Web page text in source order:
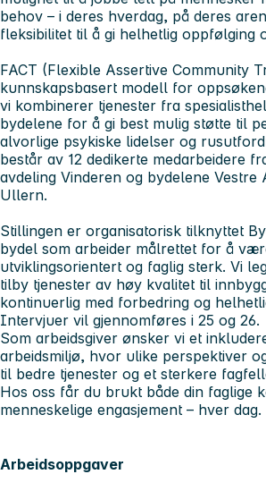
behov – i deres hverdag, på deres
fleksibilitet til å gi helhetlig oppfølging
FACT (Flexible Assertive Community
kunnskapsbasert modell for
vi kombinerer tjenester fra
bydelene for å gi best mulig støtte til
alvorlige psykiske lidelser og
består av 12 dedikerte medarbeidere
avdeling Vinderen og bydelene Vestre
Ullern.
Stillingen er organisatorisk tilknyttet
bydel som arbeider målrettet for å
utviklingsorientert og faglig sterk. Vi
tilby tjenester av høy kvalitet til
kontinuerlig med forbedring og
Intervjuer vil gjennomføres i 25 og 26.
Som arbeidsgiver ønsker vi et
arbeidsmiljø, hvor ulike perspektiver
til bedre tjenester og et sterkere
Hos oss får du brukt både din faglige
menneskelige engasjement – hver dag.
Arbeidsoppgaver